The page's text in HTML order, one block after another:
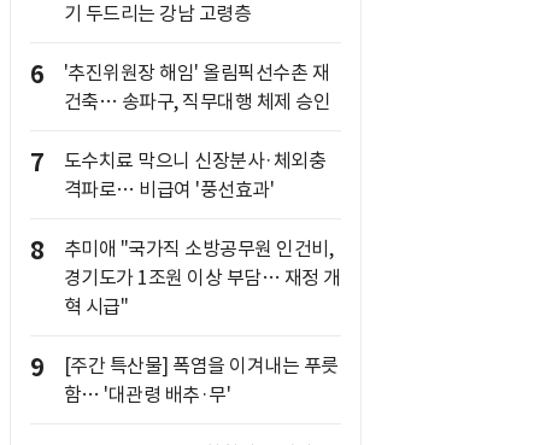
기 두드리는 강남 고령층
6
'추진위원장 해임' 올림픽선수촌 재
건축… 송파구, 직무대행 체제 승인
7
도수치료 막으니 신장분사·체외충
격파로… 비급여 '풍선효과'
8
추미애 "국가직 소방공무원 인건비,
경기도가 1조원 이상 부담… 재정 개
혁 시급"
9
[주간 특산물] 폭염을 이겨내는 푸릇
함… '대관령 배추·무'